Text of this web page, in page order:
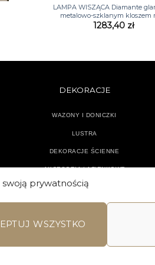
swoją prywatnością
WSZYSTKO
LAMPA WISZĄCA Diamante
metalowo-szklanym kloszem
1283,40 zł
DEKORACJE
WAZONY I DONICZKI
LUSTRA
DEKORACJE ŚCIENNE
AKCESORIA ŁAZIENKOWE
TEKSTYLIA
DODATKI